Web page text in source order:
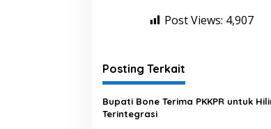
Post Views: 4,907
Posting Terkait
Bupati Bone Terima PKKPR untuk
Terintegrasi